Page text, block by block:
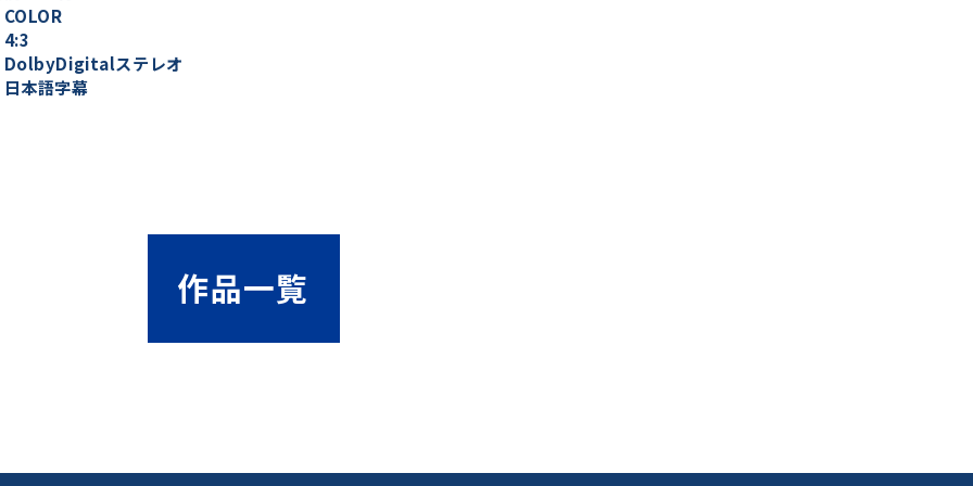
4:3
DolbyDigitalステレオ
本語字幕
作品一覧